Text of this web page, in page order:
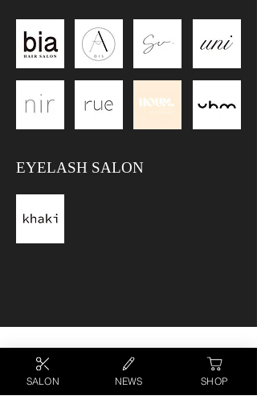
EYELASH SALON
SALON NEWS SHOP